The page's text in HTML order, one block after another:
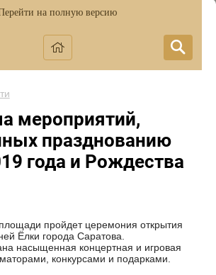
на полную версию
мероприятий,
празднованию
года и Рождества
пройдет церемония открытия
Ёлки города Саратова.
насыщенная концертная и игровая
конкурсами и подарками.